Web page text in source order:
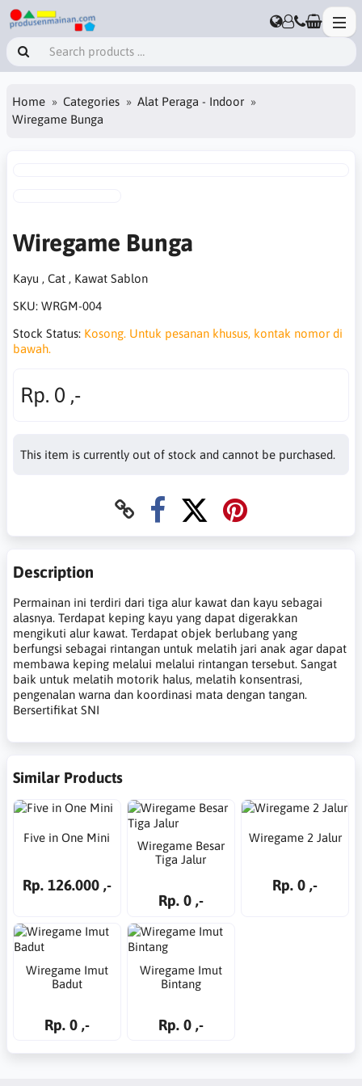
Home Categories
Alat Peraga - Indoor
Wiregame Bunga
Wiregame Bunga
Kayu , Cat , Kawat Sablon
SKU: WRGM-004
Stock Status: Kosong. Untuk pesanan khusus, kontak nomor di
bawah.
Rp. 0 ,-
This item is currently out of stock and cannot be purchased.
Description
Permainan ini terdiri dari tiga alur kawat dan kayu sebagai
alasnya. Terdapat keping kayu yang dapat digerakkan
mengikuti alur kawat. Terdapat objek berlubang yang
berfungsi sebagai rintangan untuk melatih jari anak agar dapat
membawa keping melalui melalui rintangan tersebut. Sangat
baik untuk melatih motorik halus, melatih konsentrasi,
pengenalan warna dan koordinasi mata dengan tangan.
Bersertifikat SNI
Similar Products
Five in One Mini
Rp. 126.000 ,-
Wiregame Besar
Tiga Jalur
Rp. 0 ,-
Wiregame 2 Jalur
Rp. 0 ,-
Wiregame Imut
Badut
Rp. 0 ,-
Wiregame Imut
Bintang
Rp. 0 ,-